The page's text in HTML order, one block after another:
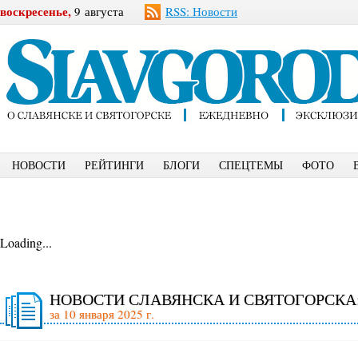
воскресенье, 9 августа RSS: Новости
НОВОСТИ РЕЙТИНГИ БЛОГИ СПЕЦТЕМЫ ФОТО
Loading...
НОВОСТИ СЛАВЯНСКА И
за 10 января 2025 г.